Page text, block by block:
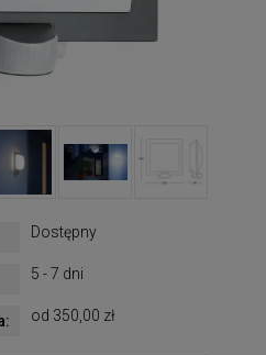
Dostępny
5 - 7 dni
od 350,00 zł